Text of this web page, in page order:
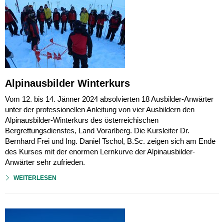
Alpinausbilder Winterkurs
Vom 12. bis 14. Jänner 2024 absolvierten 18 Ausbilder-Anwärter
unter der professionellen Anleitung von vier Ausbildern den
Alpinausbilder-Winterkurs des österreichischen
Bergrettungsdienstes, Land Vorarlberg. Die Kursleiter Dr.
Bernhard Frei und Ing. Daniel Tschol, B.Sc. zeigen sich am Ende
des Kurses mit der enormen Lernkurve der Alpinausbilder-
Anwärter sehr zufrieden.
WEITERLESEN